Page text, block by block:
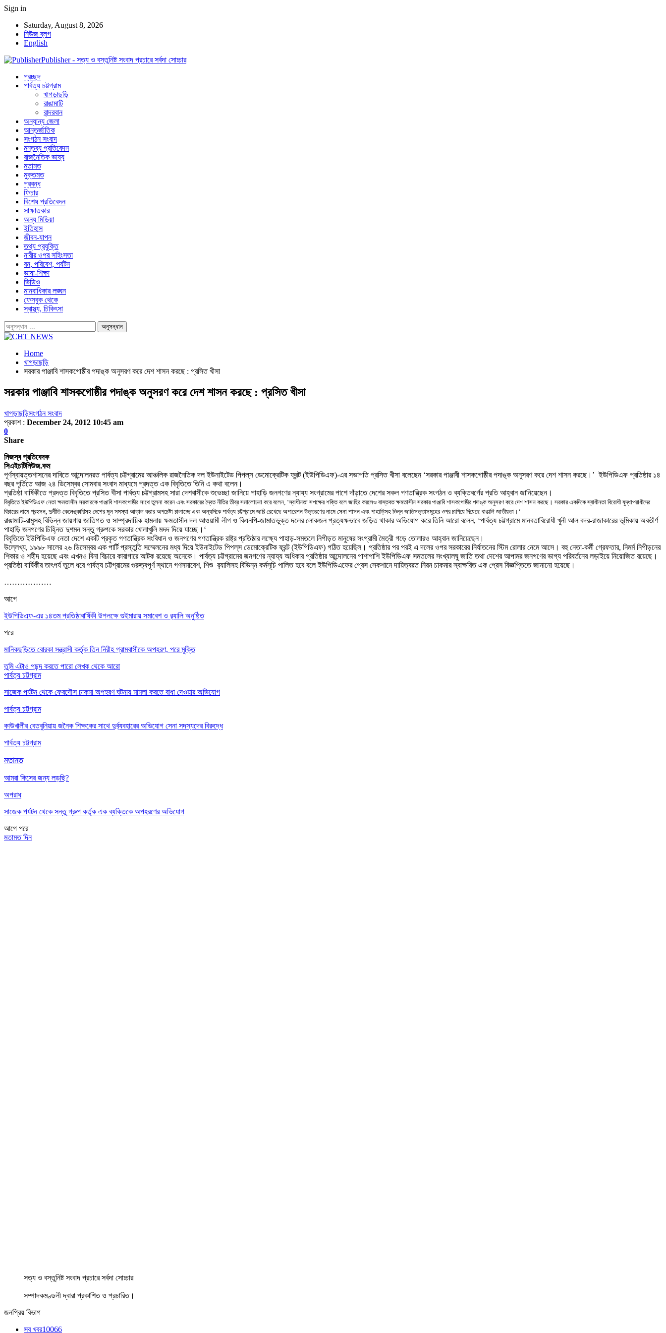
Sign in
Saturday, August 8, 2026
নিউজ ব্লগ
English
Publisher - সত্য ও বস্তুনিষ্ট সংবাদ প্রচারে সর্বদা সোচ্চার
প্রচ্ছদ
পার্বত্য চট্টগ্রাম
খাগড়াছড়ি
রাঙামাটি
বান্দরবান
অন্যান্য জেলা
আন্তর্জাতিক
সংগঠন সংবাদ
মন্তব্য প্রতিবেদন
রাজনৈতিক ভাষ্য
মতামত
মুক্তমত
প্রবন্ধ
ফিচার
বিশেষ প্রতিবেদন
সাক্ষাতকার
অন্য মিডিয়া
ইতিহাস
জীবন-যাপন
তথ্য প্রযুক্তি
নারীর ওপর সহিংসতা
বন, পরিবেশ, পর্যটন
ভাষা-শিক্ষা
ভিডিও
মানবাধিকার লঙ্ঘন
ফেসবুক থেকে
স্বাস্থ্য, চিকিৎসা
Home
খাগড়াছড়ি
সরকার পাঞ্জাবি শাসকগোষ্ঠীর পদাঙ্ক অনুসরণ করে দেশ শাসন করছে : প্রসিত খীসা
সরকার পাঞ্জাবি শাসকগোষ্ঠীর পদাঙ্ক অনুসরণ করে দেশ শাসন করছে : প্রসিত খীসা
খাগড়াছড়িসংগঠন সংবাদ
প্রকাশ : December 24, 2012 10:45 am
0
Share
নিজস্ব প্রতিবেদক
সিএইচটিনিউজ.কম
পূর্ণস্বায়ত্তশাসনের দাবিতে আন্দোলনরত পার্বত্য চট্টগ্রামের আঞ্চলিক রাজনৈতিক দল ইউনাইটেড পিপল্‌স ডেমোক্রেটিক ফ্রন্ট (ইউপিডিএফ)-এর সভাপতি প্রসিত খীসা বলেছেন ‘সরকার পাঞ্জাবী শাসকগোষ্ঠীর পদাঙ্ক অনুসরণ করে দেশ শাসন করছে। ’ ইউপিডিএফ প্রতিষ্ঠার ১৪
বছর পূর্তিতে আজ ২৪ ডিসেম্বর সোমবার সংবাদ মাধ্যমে প্রদত্ত এক বিবৃতিতে তিনি এ কথা বলেন।
প্রতিষ্ঠা বার্ষিকীতে প্রদত্তবিবৃতিতে প্রসিত খীসা পার্বত্য চট্টগ্রামসহ সারা দেশবাসীকে শুভেচ্ছা জানিয়ে পাহাড়ি জনগণের ন্যায্য সংগ্রামের পাশে দাঁড়াতে দেশের সকল গণতান্ত্রিক সংগঠন ও ব্যক্তিবর্গের প্রতি আহ্বান জানিয়েছেন।
বিবৃতিতে ইউপিডিএফ নেতা ক্ষমতাসীন সরকারকে পাঞ্জাবি শাসকগোষ্ঠীর সাথে তুলনা করেন এবং সরকারের দ্বৈত নীতির তীব্র সমালোচনা করে বলেন , ‘স্বাধীনতা সপক্ষের শক্তি বলে জাহির করলেও বাস্তবত ক্ষমতাসীন সরকার পাঞ্জাবি শাসকগোষ্ঠীর পদাঙ্ক অনুসরণ করে দেশ শাসন করছে । সরকার একদিকে স্বাধীনতা বিরোধী যুদ্ধাপরাধীদের
বিচারের নামে প্রহসন দুর্নীতি-কেলেঙ্কারিসহ দেশের মূল সমস্যা আড়াল করার অপচেষ্টা চালাচ্ছে এবং অন্যদিকে পার্বত্য চট্টগ্রামে জারি রেখেছে অপারেশন উত্তরণের নামে সেনা শাসন এবং পাহাড়িসহ ভিন্ন জাতিসত্তাসমূহের ওপর চাপিয়ে দিয়েছে বাঙালি জাতীয়তা । ‘
রাঙামাটি-রামুসহ বিভিন্ন জায়গায় জাতিগত ও সাম্প্রদায়িক হামলায় ক্ষমতাসীন দল আওয়ামী লীগ ও বিএনপি-জামাতভুক্ত দলের লোকজন প্রত্যক্ষভাবে জড়িত থাকার অভিযোগ করে তিনি আরো বলেন, ‘পার্বত্য চট্টগ্রামে মানবতাবিরোধী খুনী আল বদর-রাজাকারের ভূমিকায় অবতীর্ণ
পাহাড়ি জনগণের চিহ্নিত দুশমন সন্তু গ্রুপকে সরকার খোলাখুলি মদদ দিয়ে যাচ্ছে । ‘
বিবৃতিতে ইউপিডিএফ নেতা দেশে একটি প্রকৃত গণতান্ত্রিক সংবিধান ও জনগণের গণতান্ত্রিক রাষ্ট্র প্রতিষ্ঠার লক্ষ্যে পাহাড়-সমতলে নিপীড়ত মানুষের সংগ্রামী মৈত্রী গড়ে তোলারও আহ্বান জানিয়েছেন।
উল্লেখ্য, ১৯৯৮ সালের ২৬ ডিসেম্বর এক পার্টি প্রস্তুতি সম্মেলনের মধ্য দিয়ে ইউনাইটেড পিপল্‌স ডেমোক্রেটিক ফ্রন্ট (ইউপিডিএফ) গঠিত হয়েছিল। প্রতিষ্ঠার পর পরই এ দলের ওপর সরকারের নির্যাতনের স্টিম রোলার নেমে আসে। বহু নেতা-কর্মী গ্রেফতার, নিমর্ম নিপীড়নের
শিকার ও শহীদ হয়েছে এবং এখনও বিনা বিচারে কারাগারে আটক রয়েছে অনেকে । পার্বত্য চট্টগ্রামের জনগণের ন্যায্য অধিকার প্রতিষ্ঠার আন্দোলনের পাশাপাশি ইউপিডিএফ সমতলের সংখ্যালঘু জাতি তথা দেশের আপামর জনগণের ভাগ্য পরিবর্তনের লড়াইয়ে নিয়োজিত রয়েছে।
প্রতিষ্ঠা বার্ষিকীর তাৎপর্য তুলে ধরে পার্বত্য চট্টগ্রামের গুরুত্বপূর্ণ স্থানে গণসমাবেশ, শিশু র‌্যালিসহ বিভিন্ন কর্মসূচি পালিত হবেবলে ইউপিডিএফের প্রেস সেকশানে দায়িত্বরত নিরন চাকমার স্বাক্ষরিত এক প্রেস বিজ্ঞপ্তিতে জানানো হয়েছে।
………………
আগে
ইউপিডিএফ-এর ১৪তম প্রতিষ্ঠাবার্ষিকী উপলক্ষে গুইমারায় সমাবেশ ও র‌্যালি অনুষ্ঠিত
পরে
মানিকছড়িতে বোরকা সন্ত্রাসী কর্তৃক তিন নিরীহ গ্রামবাসীকে অপহরণ, পরে মুক্তি
তুমি এটাও পছন্দ করতে পারো লেখক থেকে আরো
পার্বত্য চট্টগ্রাম
সাজেক পর্যটন থেকে ফেরদৌস চাকমা অপহরণ ঘটনায় মামলা করতে বাধা দেওয়ার অভিযোগ
পার্বত্য চট্টগ্রাম
কাউখালীর বেতবুনিয়ায় জনৈক শিক্ষকের সাথে দুর্ব্যবহারের অভিযোগ সেনা সদস্যদের বিরুদ্ধে
পার্বত্য চট্টগ্রাম
মতামত
আমরা কিসের জন্য লড়ছি?
অপরাধ
সাজেক পর্যটন থেকে সন্তু গ্রুপ কর্তৃক এক ব্যক্তিকে অপহরণের অভিযোগ
আগে পরে
মতামত দিন
সত্য ও বস্তুনিষ্ট সংবাদ প্রচারে সর্বদা সোচ্চার
সম্পাদকমণ্ডলী দ্বারা প্রকাশিত ও প্রচারিত।
জনপ্রিয় বিভাগ
সব খবর10066